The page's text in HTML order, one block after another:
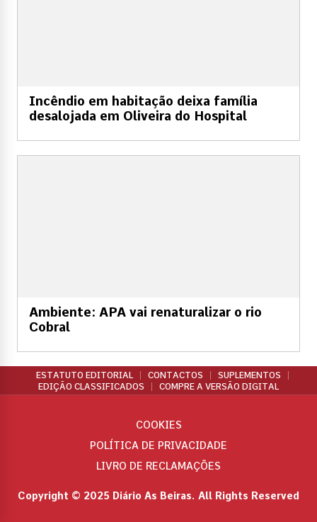
Incêndio em habitação deixa família
desalojada em Oliveira do Hospital
Ambiente: APA vai renaturalizar o rio
Cobral
ESTATUTO EDITORIAL CONTACTOS
SUPLEMENTOS
EDIÇÃO CLASSIFICADOS
COMPRE A VERSÃO DIGITAL
Copyright © 2025 Diário As Beiras. All Rights Reserved
COOKIES
POLÍTICA DE PRIVACIDADE
LIVRO DE RECLAMAÇÕES